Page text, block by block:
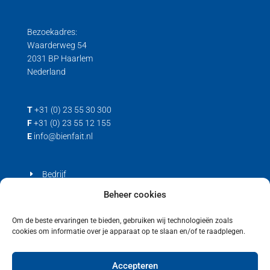
Beheer cookies
Om de beste ervaringen te bieden, gebruiken wij technologieën zoals
cookies om informatie over je apparaat op te slaan en/of te raadplegen.
Accepteren
Bezoekadres:
Waarderweg 54
2031 BP Haarlem
Nederland
T +31 (0) 23 55 30 300
F +31 (0) 23 55 12 155
E info@bienfait.nl
Bedrijf
Cookiebeleid (EU)